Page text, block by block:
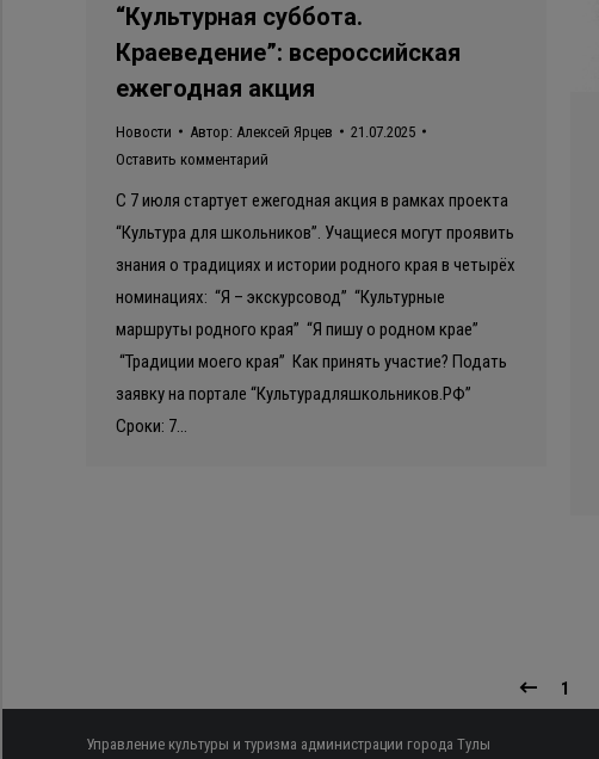
“Культурная суббота.
Краеведение”: всероссийская
ежегодная акция
Новости Автор: Алексей Ярцев
21.07.2025
Оставить комментарий
С 7 июля стартует ежегодная акция в рамках проекта
“Культура для школьников”. Учащиеся могут проявить
знания о традициях и истории родного края в четырёх
номинациях: “Я – экскурсовод” “Культурные
маршруты родного края” “Я пишу о родном крае”
“Традиции моего края” Как принять участие? Подать
заявку на портале “Культурадляшкольников.РФ”
Сроки: 7…
1
Управление культуры и туризма администрации города Тулы